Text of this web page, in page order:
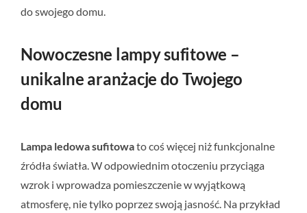
do swojego domu.
Nowoczesne lampy sufitowe –
unikalne aranżacje do Twojego
domu
Lampa ledowa sufitowato coś więcej niż funkcjonalne
źródła światła. W odpowiednim otoczeniu przyciąga
wzrok i wprowadza pomieszczenie w wyjątkową
atmosferę, nie tylko poprzez swoją jasność. Na przykład